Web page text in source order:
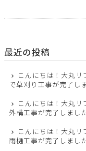
最近の投稿
こんにちは！大丸リ
で草刈り工事が完了し
こんにちは！大丸リ
外構工事が完了しました
こんにちは！大丸リ
雨樋工事が完了しました